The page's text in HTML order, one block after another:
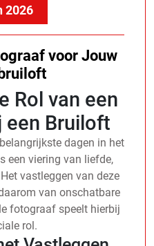
2026
voor Jouw
Rol van een
een Bruiloft
dagen in het
een viering van liefde,
vastleggen van deze
van onschatbare
fotograaf speelt hierbij
rol.